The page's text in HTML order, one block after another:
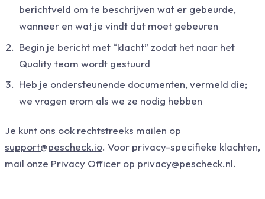
berichtveld om te beschrijven wat er gebeurde,
wanneer en wat je vindt dat moet gebeuren
Begin je bericht met “klacht” zodat het naar het
Quality team wordt gestuurd
Heb je ondersteunende documenten, vermeld die;
we vragen erom als we ze nodig hebben
Je kunt ons ook rechtstreeks mailen op
support@pescheck.io. Voor privacy-specifieke klachten,
mail onze Privacy Officer op privacy@pescheck.nl.